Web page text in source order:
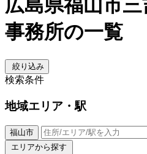
広島県福山市
事務所の一覧
絞り込み
検索条件
地域エリア・駅
福山市
エリアから探す